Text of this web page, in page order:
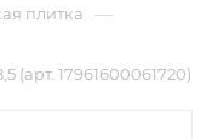
плитка —
(арт. 17961600061720)